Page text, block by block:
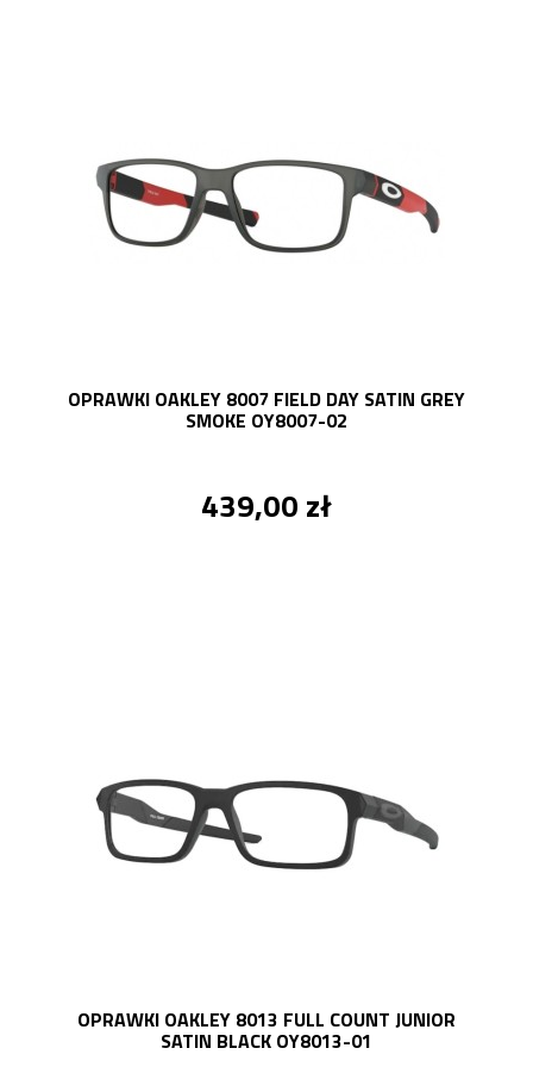
OPRAWKI OAKLEY 8007 FIELD DAY SATIN GREY
SMOKE OY8007-02
439,00 zł
OPRAWKI OAKLEY 8013 FULL COUNT JUNIOR
SATIN BLACK OY8013-01